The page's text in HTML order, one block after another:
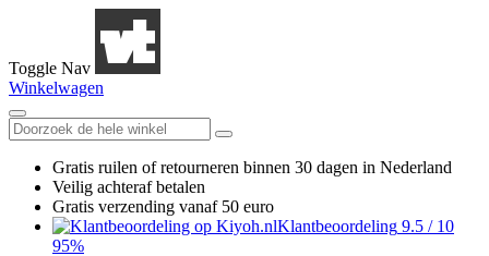
Toggle Nav
Winkelwagen
Gratis ruilen of retourneren binnen 30 dagen in Nederland
Veilig achteraf betalen
Gratis verzending vanaf 50 euro
Klantbeoordeling 9.5 / 10
95%